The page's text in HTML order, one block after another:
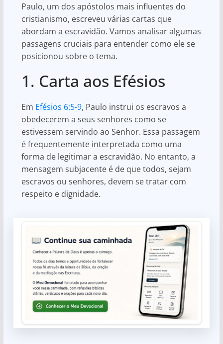
Paulo, um dos apóstolos mais influentes do
cristianismo, escreveu várias cartas que
abordam a escravidão. Vamos analisar algumas
passagens cruciais para entender como ele se
posicionou sobre o tema.
1. Carta aos Efésios
Em Efésios 6:5-9, Paulo instrui os escravos a
obedecerem a seus senhores como se
estivessem servindo ao Senhor. Essa passagem
é frequentemente interpretada como uma
forma de legitimar a escravidão. No entanto, a
mensagem subjacente é de que todos, sejam
escravos ou senhores, devem se tratar com
respeito e dignidade.